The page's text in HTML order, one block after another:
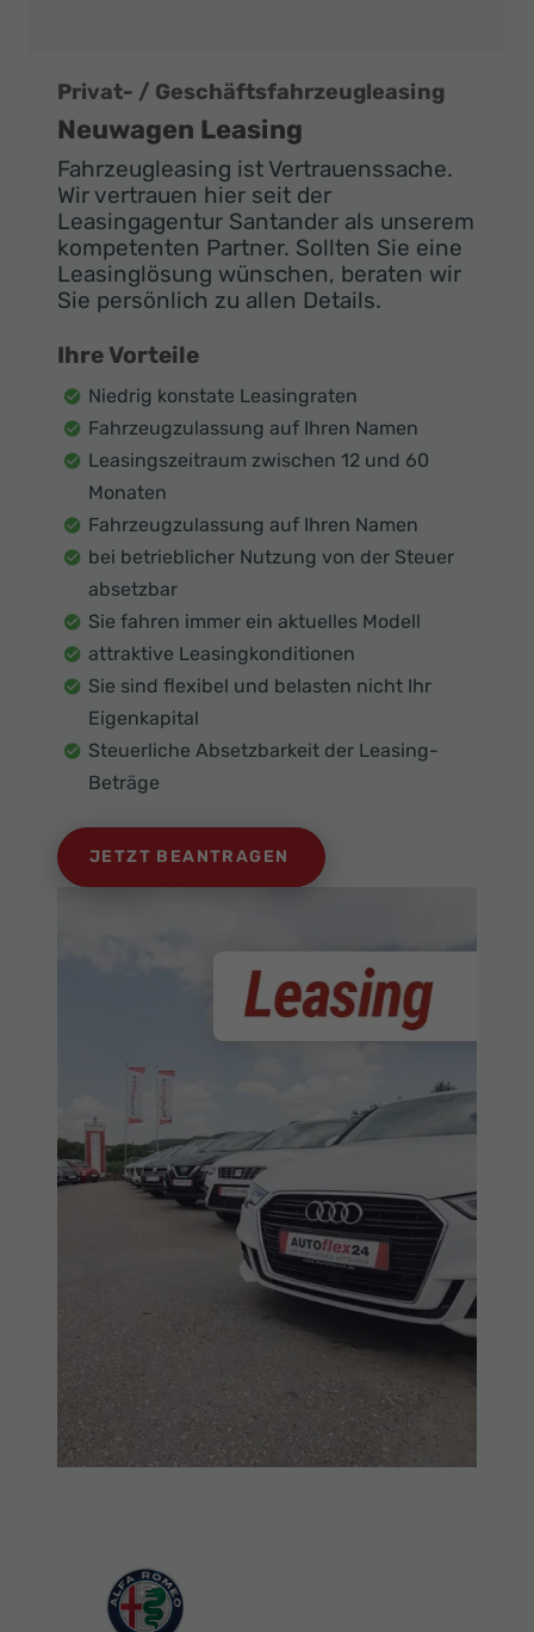
Privat- / Geschäftsfahrzeugleasing
Neuwagen Leasing
Fahrzeugleasing ist Vertrauenssache.
Wir vertrauen hier seit der
Leasingagentur Santander als unserem
kompetenten Partner. Sollten Sie eine
Leasinglösung wünschen, beraten wir
Sie persönlich zu allen Details.
Ihre Vorteile
Niedrig konstate Leasingraten
Fahrzeugzulassung auf Ihren Namen
Leasingszeitraum zwischen 12 und 60
Monaten
Fahrzeugzulassung auf Ihren Namen
bei betrieblicher Nutzung von der Steuer
absetzbar
Sie fahren immer ein aktuelles Modell
attraktive Leasingkonditionen
Sie sind flexibel und belasten nicht Ihr
Eigenkapital
Steuerliche Absetzbarkeit der Leasing-
Beträge
JETZT BEANTRAGEN